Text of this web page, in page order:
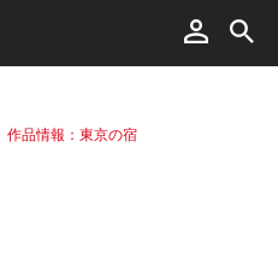
作品情報：東京の宿